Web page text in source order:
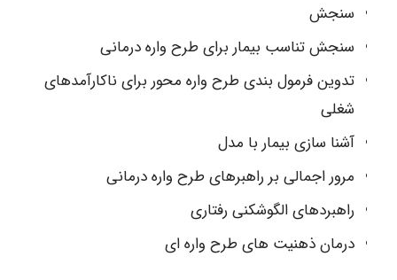
سنجش
سنجش تناسب بیمار برای طرح واره درمانی
تدوین فرمول بندی طرح واره محور برای ناکارآمدهای
شغلی
آشنا سازی بیمار با مدل
مرور اجمالی بر راهبرهای طرح واره درمانی
راهبردهای الگوشکنی رفتاری
درمان ذهنیت های طرح واره ای